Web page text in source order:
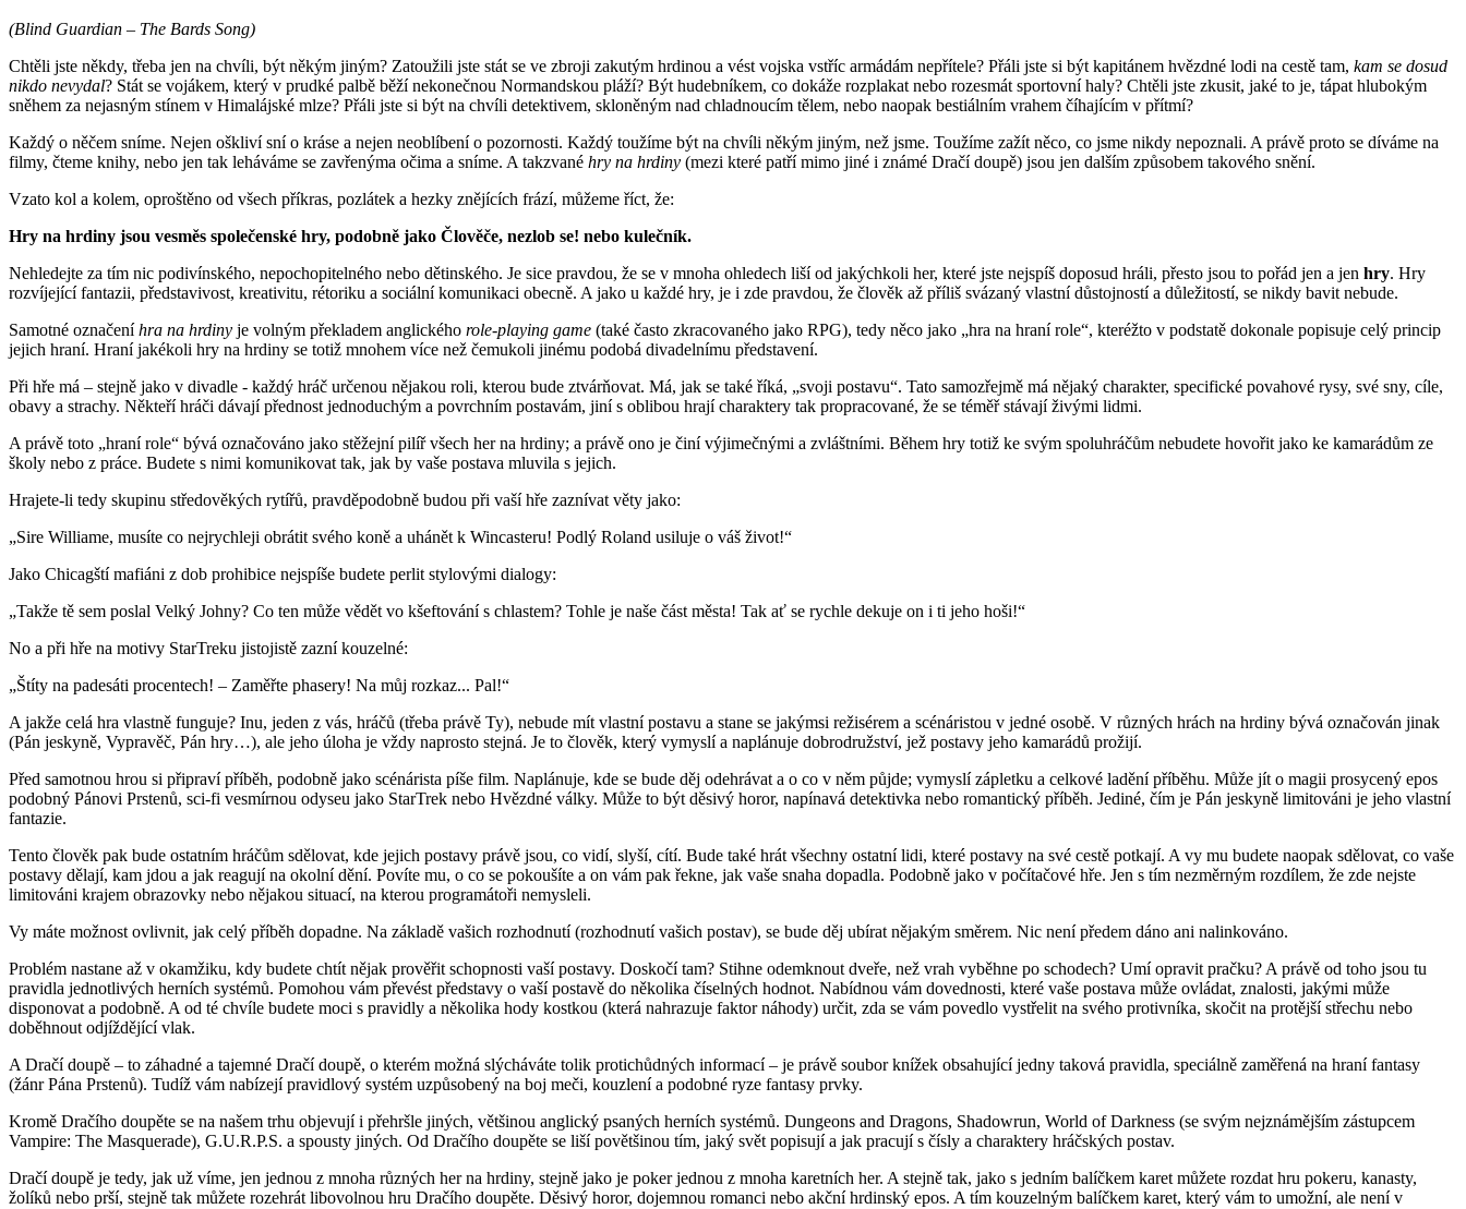
(Blind Guardian – The Bards Song)
Chtěli jste někdy, třeba jen na chvíli, být někým jiným? Zatoužili jste stát se ve zbroji zakutým hrdinou a vést vojska vstříc armádám nepřítele? Přáli jste si být kapitánem hvězdné lodi na cestě tam, kam se dosud
nikdo nevydal? Stát se vojákem, který v prudké palbě běží nekonečnou Normandskou pláží? Být hudebníkem, co dokáže rozplakat nebo rozesmát sportovní haly? Chtěli jste zkusit, jaké to je, tápat hlubokým
sněhem za nejasným stínem v Himalájské mlze? Přáli jste si být na chvíli detektivem, skloněným nad chladnoucím tělem, nebo naopak bestiálním vrahem číhajícím v přítmí?
Každý o něčem sníme. Nejen oškliví sní o kráse a nejen neoblíbení o pozornosti. Každý toužíme být na chvíli někým jiným, než jsme. Toužíme zažít něco, co jsme nikdy nepoznali. A právě proto se díváme na
filmy, čteme knihy, nebo jen tak leháváme se zavřenýma očima a sníme. A takzvané hry na hrdiny (mezi které patří mimo jiné i známé Dračí doupě) jsou jen dalším způsobem takového snění.
Vzato kol a kolem, oproštěno od všech příkras, pozlátek a hezky znějících frází, můžeme říct, že:
Hry na hrdiny jsou vesměs společenské hry, podobně jako Člověče, nezlob se! nebo kulečník.
Nehledejte za tím nic podivínského, nepochopitelného nebo dětinského. Je sice pravdou, že se v mnoha ohledech liší od jakýchkoli her, které jste nejspíš doposud hráli, přesto jsou to pořád jen a jen hry. Hry
rozvíjející fantazii, představivost, kreativitu, rétoriku a sociální komunikaci obecně. A jako u každé hry, je i zde pravdou, že člověk až příliš svázaný vlastní důstojností a důležitostí, se nikdy bavit nebude.
Samotné označeníhra na hrdiny je volným překladem anglického role-playing game (také často zkracovaného jako RPG), tedy něco jako „hra na hraní role“, kteréžto v podstatě dokonale popisuje celý princip
jejich hraní. Hraní jakékoli hry na hrdiny se totiž mnohem více než čemukoli jinému podobá divadelnímu představení.
Při hře má – stejně jako v divadle - každý hráč určenou nějakou roli, kterou bude ztvárňovat. Má, jak se také říká, „svoji postavu“. Tato samozřejmě má nějaký charakter, specifické povahové rysy, své sny, cíle,
obavy a strachy. Někteří hráči dávají přednost jednoduchým a povrchním postavám, jiní s oblibou hrají charaktery tak propracované, že se téměř stávají živými lidmi.
A právě toto „hraní role“ bývá označováno jako stěžejní pilíř všech her na hrdiny; a právě ono je činí výjimečnými a zvláštními. Během hry totiž ke svým spoluhráčům nebudete hovořit jako ke kamarádům ze
školy nebo z práce. Budete s nimi komunikovat tak, jak by vaše postava mluvila s jejich.
Hrajete-li tedy skupinu středověkých rytířů, pravděpodobně budou při vaší hře zaznívat věty jako:
„Sire Williame, musíte co nejrychleji obrátit svého koně a uhánět k Wincasteru! Podlý Roland usiluje o váš život!“
Jako Chicagští mafiáni z dob prohibice nejspíše budete perlit stylovými dialogy:
„Takže tě sem poslal Velký Johny? Co ten může vědět vo kšeftování s chlastem? Tohle je naše část města! Tak ať se rychle dekuje on i ti jeho hoši!“
No a při hře na motivy StarTreku jistojistě zazní kouzelné:
„Štíty na padesáti procentech! – Zaměřte phasery! Na můj rozkaz... Pal!“
A jakže celá hra vlastně funguje? Inu, jeden z vás, hráčů (třeba právě Ty), nebude mít vlastní postavu a stane se jakýmsi režisérem a scénáristou v jedné osobě. V různých hrách na hrdiny bývá označován jinak
(Pán jeskyně, Vypravěč, Pán hry…), ale jeho úloha je vždy naprosto stejná. Je to člověk, který vymyslí a naplánuje dobrodružství, jež postavy jeho kamarádů prožijí.
Před samotnou hrou si připraví příběh, podobně jako scénárista píše film. Naplánuje, kde se bude děj odehrávat a o co v něm půjde; vymyslí zápletku a celkové ladění příběhu. Může jít o magii prosycený epos
podobný Pánovi Prstenů, sci-fi vesmírnou odyseu jako StarTrek nebo Hvězdné války. Může to být děsivý horor, napínavá detektivka nebo romantický příběh. Jediné, čím je Pán jeskyně limitováni je jeho vlastní
fantazie.
Tento člověk pak bude ostatním hráčům sdělovat, kde jejich postavy právě jsou, co vidí, slyší, cítí. Bude také hrát všechny ostatní lidi, které postavy na své cestě potkají. A vy mu budete naopak sdělovat, co vaše
postavy dělají, kam jdou a jak reagují na okolní dění. Povíte mu, o co se pokoušíte a on vám pak řekne, jak vaše snaha dopadla. Podobně jako v počítačové hře. Jen s tím nezměrným rozdílem, že zde nejste
limitováni krajem obrazovky nebo nějakou situací, na kterou programátoři nemysleli.
Vy máte možnost ovlivnit, jak celý příběh dopadne. Na základě vašich rozhodnutí (rozhodnutí vašich postav), se bude děj ubírat nějakým směrem. Nic není předem dáno ani nalinkováno.
Problém nastane až v okamžiku, kdy budete chtít nějak prověřit schopnosti vaší postavy. Doskočí tam? Stihne odemknout dveře, než vrah vyběhne po schodech? Umí opravit pračku? A právě od toho jsou tu
pravidla jednotlivých herních systémů. Pomohou vám převést představy o vaší postavě do několika číselných hodnot. Nabídnou vám dovednosti, které vaše postava může ovládat, znalosti, jakými může
disponovat a podobně. A od té chvíle budete moci s pravidly a několika hody kostkou (která nahrazuje faktor náhody) určit, zda se vám povedlo vystřelit na svého protivníka, skočit na protější střechu nebo
doběhnout odjíždějící vlak.
A Dračí doupě – to záhadné a tajemné Dračí doupě, o kterém možná slýcháváte tolik protichůdných informací – je právě soubor knížek obsahující jedny taková pravidla, speciálně zaměřená na hraní fantasy
(žánr Pána Prstenů). Tudíž vám nabízejí pravidlový systém uzpůsobený na boj meči, kouzlení a podobné ryze fantasy prvky.
Kromě Dračího doupěte se na našem trhu objevují i přehršle jiných, většinou anglický psaných herních systémů. Dungeons and Dragons, Shadowrun, World of Darkness (se svým nejznámějším zástupcem
Vampire: The Masquerade), G.U.R.P.S. a spousty jiných. Od Dračího doupěte se liší povětšinou tím, jaký svět popisují a jak pracují s čísly a charaktery hráčských postav.
Dračí doupě je tedy, jak už víme, jen jednou z mnoha různých her na hrdiny, stejně jako je poker jednou z mnoha karetních her. A stejně tak, jako s jedním balíčkem karet můžete rozdat hru pokeru, kanasty,
žolíků nebo prší, stejně tak můžete rozehrát libovolnou hru Dračího doupěte. Děsivý horor, dojemnou romanci nebo akční hrdinský epos. A tím kouzelným balíčkem karet, který vám to umožní, ale není v